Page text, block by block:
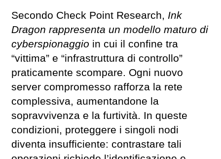
Secondo Check Point Research, Ink
Dragon rappresenta un modello maturo di
cyberspionaggio in cui il confine tra
“vittima” e “infrastruttura di controllo”
praticamente scompare. Ogni nuovo
server compromesso rafforza la rete
complessiva, aumentandone la
sopravvivenza e la furtività. In queste
condizioni, proteggere i singoli nodi
diventa insufficiente: contrastare tali